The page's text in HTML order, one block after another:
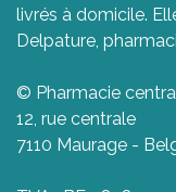
livrés à domicile.
Delpature,
© Pharmacie
12, rue centrale
7110 Maurage -